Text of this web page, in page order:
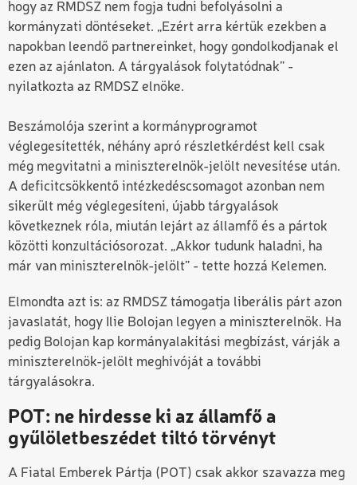
hogy az RMDSZ nem fogja tudni befolyásolni a
kormányzati döntéseket. „Ezért arra kértük ezekben a
napokban leendő partnereinket, hogy gondolkodjanak el
ezen az ajánlaton. A tárgyalások folytatódnak” -
nyilatkozta az RMDSZ elnöke.
Beszámolója szerint a kormányprogramot
véglegesítették, néhány apró részletkérdést kell csak
még megvitatni a miniszterelnök-jelölt nevesítése után.
A deficitcsökkentő intézkedéscsomagot azonban nem
sikerült még véglegesíteni, újabb tárgyalások
következnek róla, miután lejárt az államfő és a pártok
közötti konzultációsorozat. „Akkor tudunk haladni, ha
már van miniszterelnök-jelölt” - tette hozzá Kelemen.
Elmondta azt is: az RMDSZ támogatja liberális párt azon
javaslatát, hogy Ilie Bolojan legyen a miniszterelnök. Ha
pedig Bolojan kap kormányalakítási megbízást, várják a
miniszterelnök-jelölt meghívóját a további
tárgyalásokra.
POT: ne hirdesse ki az államfő a
gyűlöletbeszédet tiltó törvényt
A Fiatal Emberek Pártja (POT) csak akkor szavazza meg